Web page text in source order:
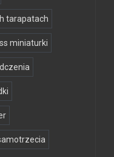
tarapatach
miniaturki